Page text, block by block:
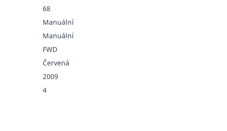
68
Manuální
Manuální
FWD
Červená
2009
4